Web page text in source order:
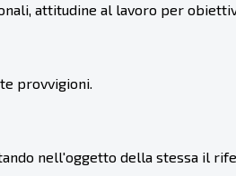
attitudine al lavoro per
provvigioni.
nell'oggetto della stessa il